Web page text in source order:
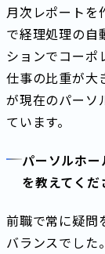
月次レポートを
で経理処理の自
ションでコーポ
仕事の比重が大
が現在のパーソ
ています。
パーソルホ
を教えてくだ
前職で常に疑問
バランスでした